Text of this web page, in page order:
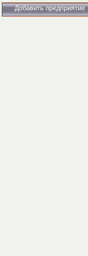
Добавить предприятие